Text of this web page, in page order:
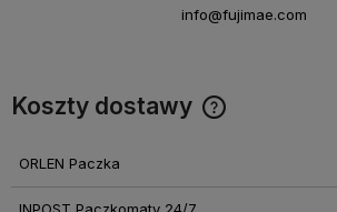
info@fujimae.com
Koszty dostawy
ORLEN Paczka